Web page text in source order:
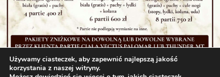
Używamy ciasteczek, aby zapewnić najlepszą jakość
korzystania z naszej witryny.